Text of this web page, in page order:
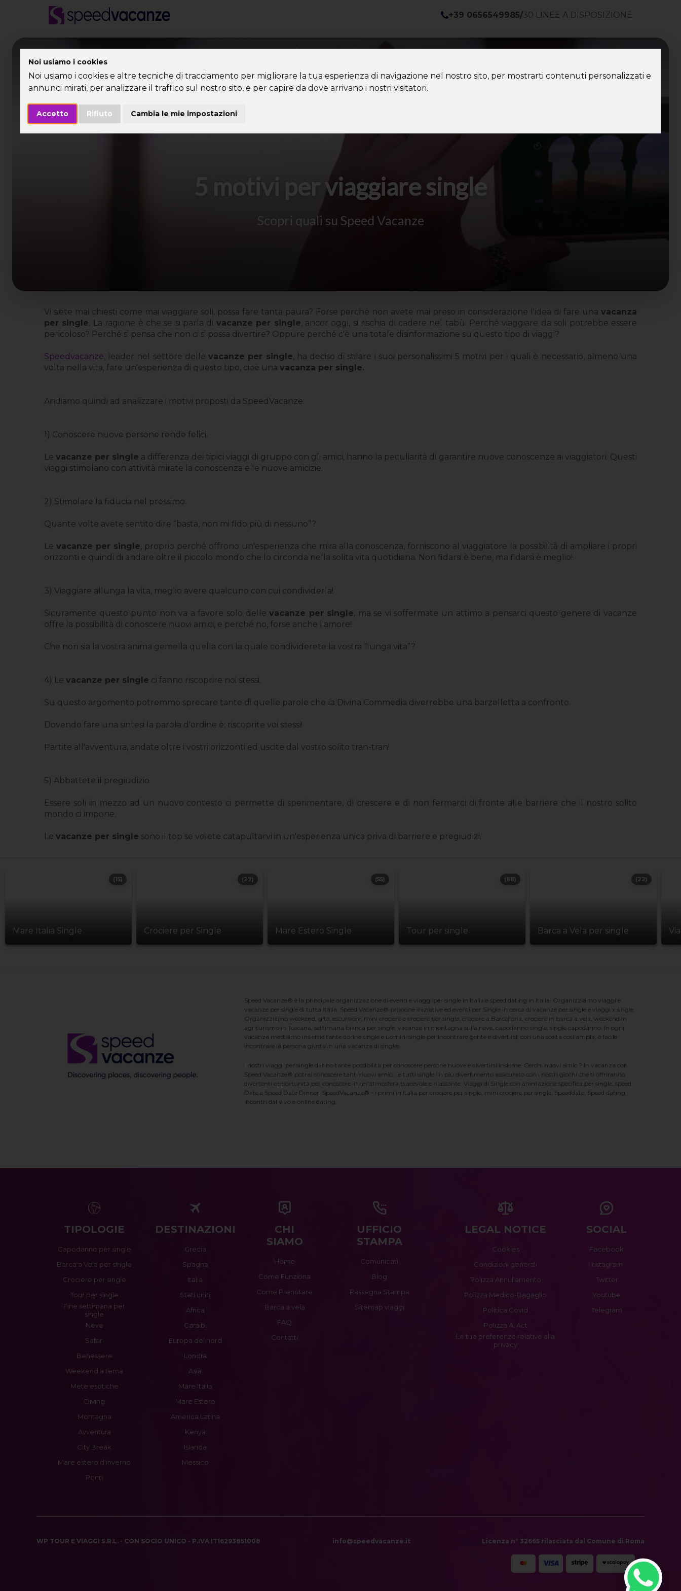
Noi usiamo i cookies
Noi usiamo i cookies e altre tecniche di tracciamento per migliorare la tua esperienza di navigazione nel nostro sito, per mostrarti contenuti personalizzati e
annunci mirati, per analizzare il traffico sul nostro sito, e per capire da dove arrivano i nostri visitatori.
Accetto Rifiuto Cambia le mie impostazioni
+39 0656549985/30 LINEE A DISPOSIZIONE
Destinazioni About us Community Diventa Tour LeaderContatti
5 motivi per viaggiare single
Scopri quali su Speed Vacanze
Vi siete mai chiesti come mai viaggiare soli, possa fare tanta paura? Forse perché non avete mai preso in considerazione l'idea di fare una vacanza
per single . La ragione è che se si parla di vacanze per single , ancor oggi, si rischia di cadere nel tabù. Perché viaggiare da soli potrebbe essere
pericoloso? Perché si pensa che non ci si possa divertire? Oppure perché c'è una totale disinformazione su questo tipo di viaggi?
Speedvacanze , leader nel settore dellevacanze per single , ha deciso di stilare i suoi personalissimi 5 motivi per i quali è necessario, almeno una
volta nella vita, fare un'esperienza di questo tipo, cioè una vacanza per single.
Andiamo quindi ad analizzare i motivi proposti da SpeedVacanze:
1) Conoscere nuove persone rende felici.
Levacanze per single a differenza dei tipici viaggi di gruppo con gli amici, hanno la peculiarità di garantire nuove conoscenze ai viaggiatori. Questi
viaggi stimolano con attività mirate la conoscenza e le nuove amicizie.
2) Stimolare la fiducia nel prossimo.
Quante volte avete sentito dire “basta, non mi fido più di nessuno”?
Le vacanze per single , proprio perché offrono un'esperienza che mira alla conoscenza, forniscono al viaggiatore la possibilità di ampliare i propri
orizzonti e quindi di andare oltre il piccolo mondo che lo circonda nella solita vita quotidiana. Non fidarsi è bene, ma fidarsi è meglio!
3) Viaggiare allunga la vita, meglio avere qualcuno con cui condividerla!
Sicuramente questo punto non va a favore solo dellevacanze per single , ma se vi soffermate un attimo a pensarci questo genere di vacanze
offre la possibilità di conoscere nuovi amici, e perché no, forse anche l'amore!
Che non sia la vostra anima gemella quella con la quale condividerete la vostra “lunga vita”?
4) Le vacanze per single ci fanno riscoprire noi stessi.
Su questo argomento potremmo sprecare tante di quelle parole che la Divina Commedia diverrebbe una barzelletta a confronto.
Dovendo fare una sintesi la parola d'ordine è: riscoprite voi stessi!
Partite all'avventura, andate oltre i vostri orizzonti ed uscite dal vostro solito tran-tran!
5) Abbattete il pregiudizio
Essere soli in mezzo ad un nuovo contesto ci permette di sperimentare, di crescere e di non fermarci di fronte alle barriere che il nostro solito
mondo ci impone.
Le vacanze per single sono il top se volete catapultarvi in un'esperienza unica priva di barriere e pregiudizi.
Mare Italia Single
(15)
Crociere per Single
(27)
Mare Estero Single
(55)
Tour per single
(88)
Barca a Vela per single
(22)
Speed Vacanze® è la principale organizzazione di eventi e viaggi per single in Italia e speed dating in Italia. Organizziamo viaggi e
vacanze per single di tutta Italia. Speed Vacanze® propone iniziative ed eventi per Single in cerca di vacanze per single e viaggi x single.
Organizziamo weekend, gite, escursioni, mini crociere e crociere per single, crociere a Barcellona, crociere in barca a vela, weekend in
agriturismo in Toscana, settimana bianca per single, vacanze in montagna sulla neve, capodanno single, single capodanno. In ogni
vacanza mettiamo insieme tante donne single e uomini single per incontrare gente e divertirsi; con una scelta cosi ampia, è facile
incontrare la persona giusta in una vacanza di singles.
I nostri viaggi per single danno tante possibilità per conoscere persone nuove e divertirsi insieme. Cerchi nuovi amici? In vacanza con
Speed Vacanze® potrai conoscere tanti nuovi amici...e tutti single! In più divertimento assicurato con i nostri giochi che ti offriranno
divertenti opportunità per conoscere in un'atmosfera piacevole e rilassante. Viaggi di Single con animazione specifica per single, speed
Date e Speed Date Dinner. SpeedVacanze® - i primi in Italia per crociere per single, mini crociere per single, Speeddate, Speed dating,
incontri dal vivo e online dating.
TIPOLOGIE
Capodanno per single
Barca a Vela per single
Crociere per single
Tour per single
Fine settimana per
single
Neve
Safari
Benessere
Weekend a tema
Mete esotiche
Diving
Montagna
Avventura
City Break
Mare estero d'inverno
Ponti
DESTINAZIONI
Grecia
Spagna
Italia
Stati uniti
Africa
Caraibi
Europa del nord
Londra
Asia
Mare Italia
Mare Estero
America Latina
Kenya
Islanda
Messico
CHI
SIAMO
Home
Come Funziona
Come Prenotare
Barca a vela
FAQ
Contatti
UFFICIO
STAMPA
Comunicati
Blog
Rassegna Stampa
Sitemap viaggi
LEGAL NOTICE
Cookies
Condizioni generali
Polizza Annullamento
Polizza Medico-Bagaglio
Politica Covid
Polizza AI Act
Le tue preferenze relative alla
privacy
SOCIAL
Facebook
Instagram
Twitter
Youtube
Telegram
WP TOUR E VIAGGI S.R.L. - CON SOCIO UNICO - P.IVA IT16293851008 info@speedvacanze.it Licenza n° 32665 rilasciata dal Comune di Roma